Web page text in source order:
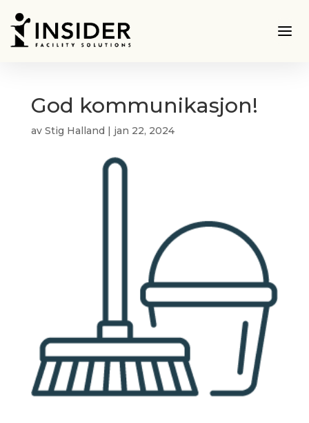
God kommunikasjon!
av Stig Halland | jan 22, 2024